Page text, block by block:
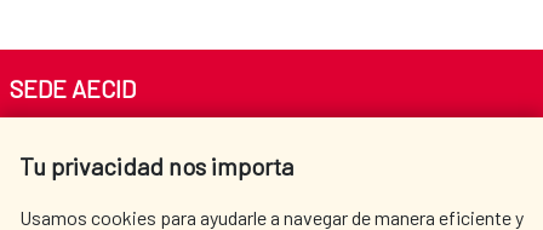
Tu privacidad nos importa
Usamos cookies para ayudarle a navegar de manera eficiente y
SEDE AECID
Tel. +34 900 20 30 54​​​​​​​